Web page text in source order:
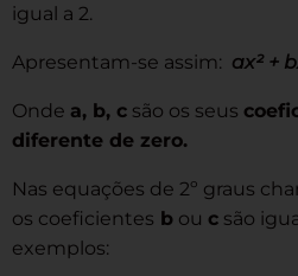
igual a 2.
Apresentam-se assim: ax² +
Onde a, b, c são os seus
diferente de zero.
Nas equações de 2º graus
os coeficientes b ou c são
exemplos: